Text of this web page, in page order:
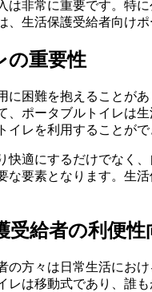
非常に重要です。特
生活保護受給者向け
の重要性
困難を抱えることが
ポータブルトイレは
レを利用することがで
適にするだけでなく
要素となります。生
受給者の利便性
方々は日常生活にお
は移動式であり、誰